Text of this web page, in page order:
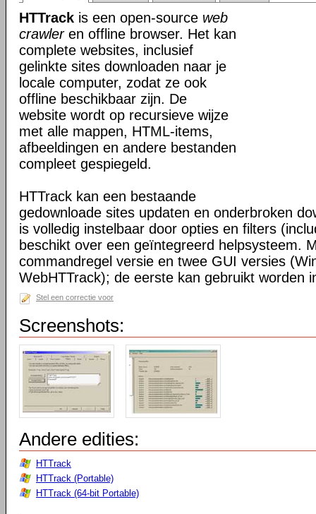
HTTrack is een open-source web
crawleren offline browser. Het kan
complete websites, inclusief
gelinkte sites downloaden naar je
locale computer, zodat ze ook
offline beschikbaar zijn. De
website wordt op recursieve wijze
met alle mappen, HTML-items,
afbeeldingen en andere bestanden
compleet gespiegeld.
HTTrack kan een bestaande
gedownloade sites updaten en onderbroken
is volledig instelbaar door opties en filters
beschikt over een geïntegreerd helpsysteem.
commandregel versie en twee GUI versies
WebHTTrack); de eerste kan gebruikt worden
Stel een correctie voor
Screenshots:
Andere edities:
HTTrack
HTTrack (Portable)
HTTrack (64-bit Portable)